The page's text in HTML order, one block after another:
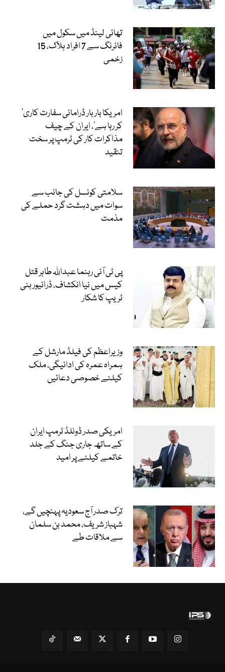
تھائی لینڈ میں سکول میں
فائرنگ سے 7 افراد ہلاک، 15
زخمی
’امریکا بار بار ڈرامائی سفارت کاری
کر رہا ہے‘، ایران کے چیف
مذاکرات کار کی ٹرمپ پر سخت
تنقید
سلامتی کونسل کی جانب سے
سوات میں دہشت گرد حملے کی
مذمت
پی ٹی آئی رہنما عبداللہ طاہر قتل
کیس میں نیا انکشاف، ڈرائیور ہنی
ٹریپ کا شکار
وزیراعظم کی فیلڈ مارشل کے
ہمراہ عمرہ کی ادائیگی، ملک
کیلئے خصوصی دعائیں
امریکی صدر ڈونلڈ ٹرمپ ایران
کے ساتھ جاری جنگ کے جلد
خاتمے کیلئے پر امید
ترک صدر آج سعودیہ پہنچیں گے،
شہباز شریف، محمد بن سلمان
سے ملاقات طے